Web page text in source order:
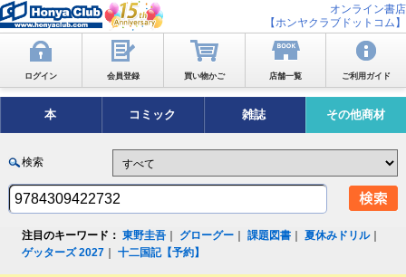
オンライン書店
【ホンヤクラブドットコム】
ログイン 会員登録 買い物かご 店舗一覧 ご利用ガイド
本 コミック 雑誌 その他商材
検索
注目のキーワード： 東野圭吾 グローグー ｜課題図書 ｜夏休みドリル｜
ゲッターズ 2027 ｜十二国記【予約】